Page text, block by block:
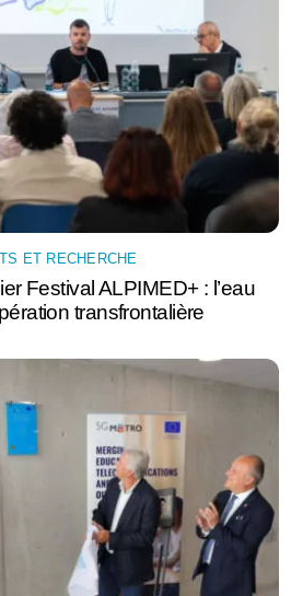
ET RECHERCHE
Festival ALPIMED+ : l’eau
transfrontalière